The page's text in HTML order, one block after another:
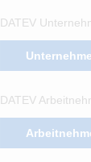
DATEV
DATEV